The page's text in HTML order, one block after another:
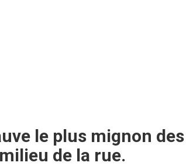
le plus mignon des
de la rue.